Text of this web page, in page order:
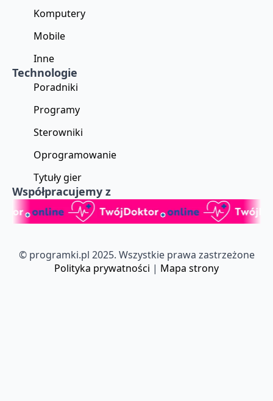
Komputery
Mobile
Inne
Technologie
Poradniki
Programy
Sterowniki
Oprogramowanie
Tytuły gier
Współpracujemy z
© programki.pl 2025. Wszystkie prawa zastrzeżone
Polityka prywatności | Mapa strony